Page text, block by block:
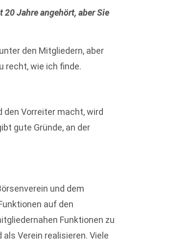
Jahre angehört, aber Sie
den Mitgliedern, aber
recht, wie ich finde.
den Vorreiter macht, wird
gute Gründe, an der
und dem
auf den
Funktionen zu
Verein realisieren. Viele